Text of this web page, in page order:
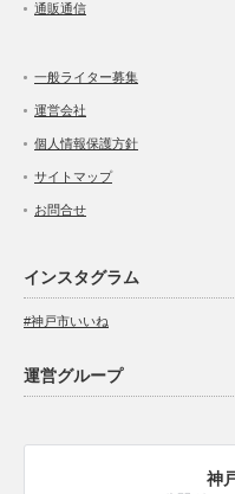
通販通信
一般ライター募集
運営会社
個人情報保護方針
サイトマップ
お問合せ
インスタグラム
#神戸市いいね
運営グループ
神